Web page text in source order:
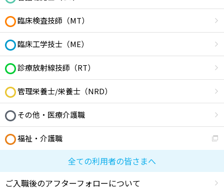
臨床検査技師（MT）
臨床工学技士（ME）
診療放射線技師（RT）
管理栄養士/栄養士（NRD）
その他・医療介護職
福祉・介護職
全ての利用者の皆さまへ
ご入職後のアフターフォローについて